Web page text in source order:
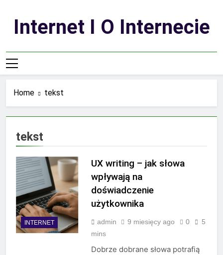
contentInternet I O Internecie
Home tekst
tekst
INTERNET
UX writing – jak słowa
wpływają na
doświadczenie
użytkownika
admin 9 miesięcy ago 0
5
mins
Dobrze dobrane słowa potrafią